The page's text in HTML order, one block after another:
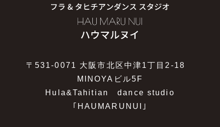
〒531-0071 大阪市北区中津1丁目2-18
MINOYAビル5F
Hula&Tahitian dance studio
｢HAUMARUNUI｣